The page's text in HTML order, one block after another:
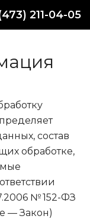
211-04-05
состав
обработке,
№ 152-ФЗ
— Закон)